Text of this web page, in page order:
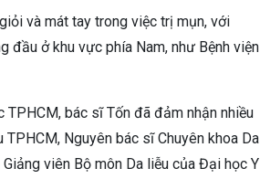
và mát tay trong việc trị mụn, với
đầu ở khu vực phía Nam, như Bệnh viện
bác sĩ Tốn đã đảm nhận nhiều
Nguyên bác sĩ Chuyên khoa Da
viên Bộ môn Da liễu của Đại học Y